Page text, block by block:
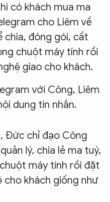
có khách mua ma
cho Liêm về
chia, đóng gói, cất
chuột máy tính rồi
giao cho khách.
với Công, Liêm
dung tin nhắn.
Đức chỉ đạo Công
lý, chia lẻ ma tuý,
máy tính rồi đặt
cho khách giống như